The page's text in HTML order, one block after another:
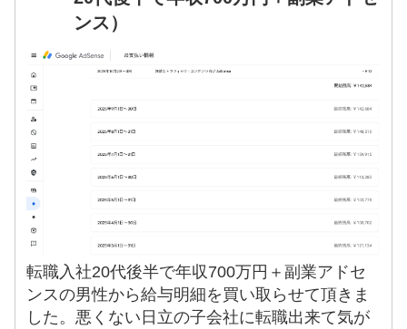
ンス）
転職入社20代後半で年収700万円＋副業アドセ
ンスの男性から給与明細を買い取らせて頂きま
した。悪くない日立の子会社に転職出来て気が